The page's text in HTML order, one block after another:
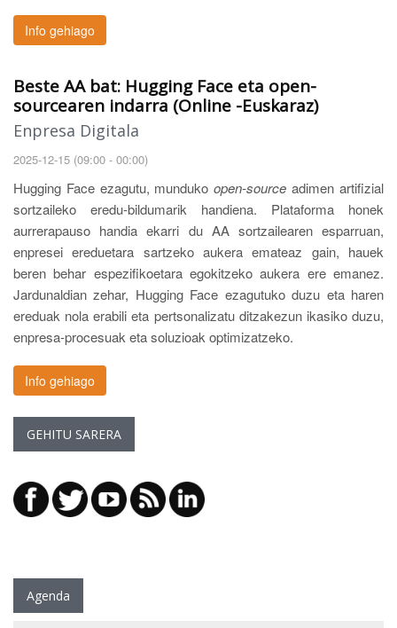
Info gehiago
Beste AA bat: Hugging Face eta open-
sourcearen indarra (Online -Euskaraz)
Enpresa Digitala
2025-12-15 (09:00 - 00:00)
Hugging Face ezagutu, mundukoopen-source adimen artifizial
sortzaileko eredu-bildumarik handiena. Plataforma honek
aurrerapauso handia ekarri du AA sortzailearen esparruan,
enpresei ereduetara sartzeko aukera emateaz gain, hauek
beren behar espezifikoetara egokitzeko aukera ere emanez.
Jardunaldian zehar, Hugging Face ezagutuko duzu eta haren
ereduak nola erabili eta pertsonalizatu ditzakezun ikasiko duzu,
enpresa-procesuak eta soluzioak optimizatzeko.
Info gehiago
GEHITU SARERA
Agenda